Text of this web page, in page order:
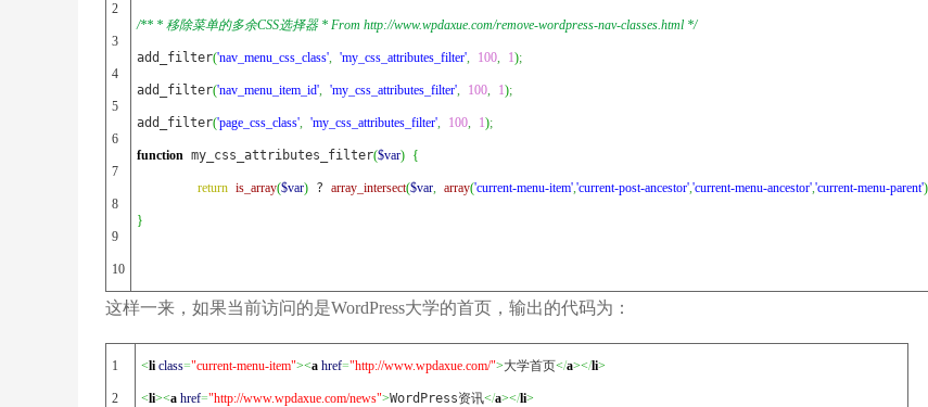
2
3
4
5
6
7
8
9
10
/** * 移除菜单的多余CSS选择器 * From http://www.wpdaxue.com/remove-wordpress-nav-classes.html */
add_filter('nav_menu_css_class', 'my_css_attributes_filter', 100, 1);
add_filter('nav_menu_item_id', 'my_css_attributes_filter', 100, 1);
add_filter('page_css_class', 'my_css_attributes_filter', 100, 1);
function my_css_attributes_filter($var) {
return is_array($var) ? array_intersect($var, array('current-menu-item','current-post-ancestor','current-menu-ancestor','current-menu-parent')
}
这样一来，如果当前访问的是WordPress大学的首页，输出的代码为：
1
2
<li class="current-menu-item"><a href="http://www.wpdaxue.com/">大学首页</a></li>
<li><a href="http://www.wpdaxue.com/news">WordPress资讯</a></li>